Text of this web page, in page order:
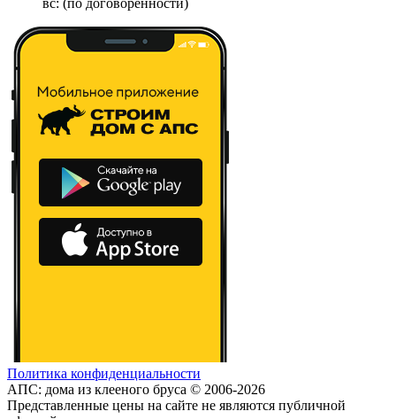
вс: (по договоренности)
Политика конфиденциальности
АПС: дома из клееного бруса © 2006-2026
Представленные цены на сайте не являются публичной